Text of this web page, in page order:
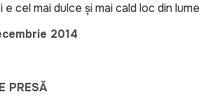
e cel mai dulce și mai cald loc din lume
2014
PRESĂ